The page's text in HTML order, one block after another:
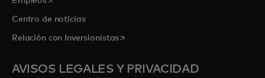
Centro de noticias
Relación con Inversionistasse abre en una pestaña nueva
AVISOS LEGALES Y PRIVACIDAD